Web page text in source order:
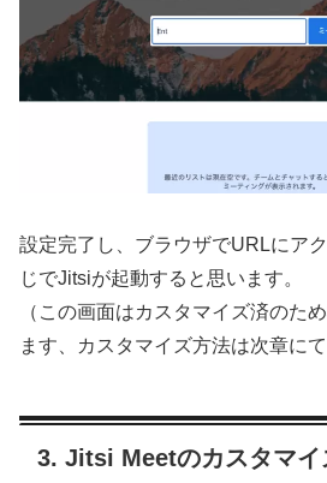
設定完了し、ブラウザでURLにア
じでJitsiが起動すると思います。
（この画面はカスタマイズ済のた
ます、カスタマイズ方法は次章にて
3. Jitsi Meetのカスタマイ